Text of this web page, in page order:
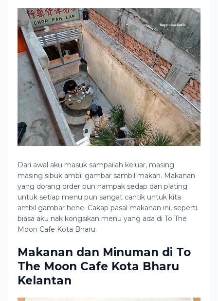
Dari awal aku masuk sampailah keluar, masing
masing sibuk ambil gambar sambil makan. Makanan
yang dorang order pun nampak sedap dan plating
untuk setiap menu pun sangat cantik untuk kita
ambil gambar hehe. Cakap pasal makanan ini, seperti
biasa aku nak kongsikan menu yang ada di To The
Moon Cafe Kota Bharu.
Makanan dan Minuman di To
The Moon Cafe Kota Bharu
Kelantan